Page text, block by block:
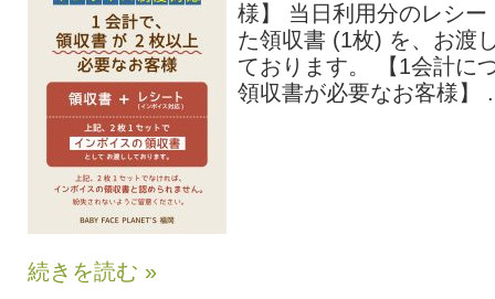
様】 当日利用分のレシー
た領収書 (1枚) を、お渡
ております。 【1会計に
領収書が必要なお客様】
続きを読む »